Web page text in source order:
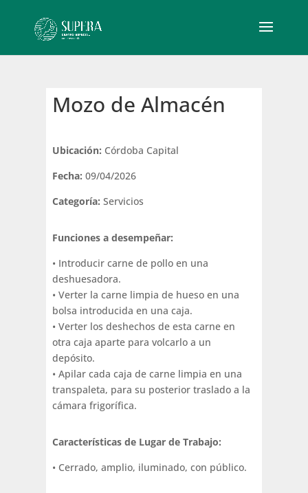
Mozo de Almacén
Ubicación: Córdoba Capital
Fecha: 09/04/2026
Categoría:Servicios
Funciones a desempeñar:
• Introducir carne de pollo en una
deshuesadora.
• Verter la carne limpia de hueso en una
bolsa introducida en una caja.
• Verter los deshechos de esta carne en
otra caja aparte para volcarlo a un
depósito.
• Apilar cada caja de carne limpia en una
transpaleta, para su posterior traslado a la
cámara frigorífica.
Características de Lugar de Trabajo:
• Cerrado, amplio, iluminado, con público.